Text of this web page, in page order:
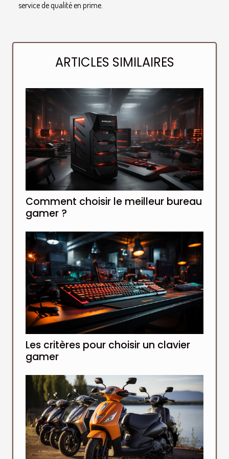
service de qualité en prime.
ARTICLES SIMILAIRES
Comment choisir le meilleur bureau
gamer ?
Les critères pour choisir un clavier
gamer